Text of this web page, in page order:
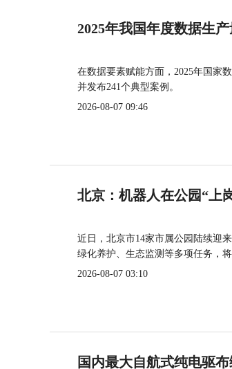
2025年我国年度数据生
在数据要素赋能方面，2025年国家
并发布241个典型案例。
2026-08-07 09:46
北京：机器人在公园“上
近日，北京市14家市属公园陆续迎
绿化养护、生态监测等多项任务，
2026-08-07 03:10
国内最大自航式纯电驱